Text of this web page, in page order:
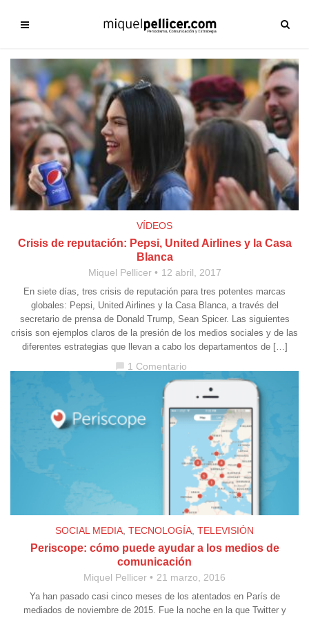
VÍDEOS
Crisis de reputación: Pepsi, United Airlines y la Casa
Blanca
Miquel Pellicer 12 abril, 2017
En siete días, tres crisis de reputación para tres potentes marcas
globales: Pepsi, United Airlines y la Casa Blanca, a través del
secretario de prensa de Donald Trump, Sean Spicer. Las siguientes
crisis son ejemplos claros de la presión de los medios sociales y de las
diferentes estrategias que llevan a cabo los departamentos de […]
chat_bubble 1 Comentario
SOCIAL MEDIA TECNOLOGÍA TELEVISIÓN
Periscope: cómo puede ayudar a los medios de
comunicación
Miquel Pellicer 21 marzo, 2016
Ya han pasado casi cinco meses de los atentados en París de
mediados de noviembre de 2015. Fue la noche en la que Twitter y